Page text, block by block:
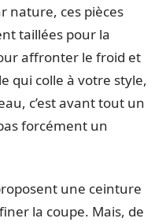
nature, ces pièces
taillées pour la
affronter le froid et
qui colle à votre style,
c’est avant tout un
forcément un
une ceinture
la coupe. Mais, de